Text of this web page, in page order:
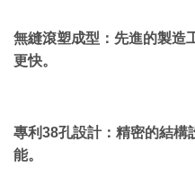
無縫滾塑成型：先進的製造
更快。
專利38孔設計：精密的結構
能。